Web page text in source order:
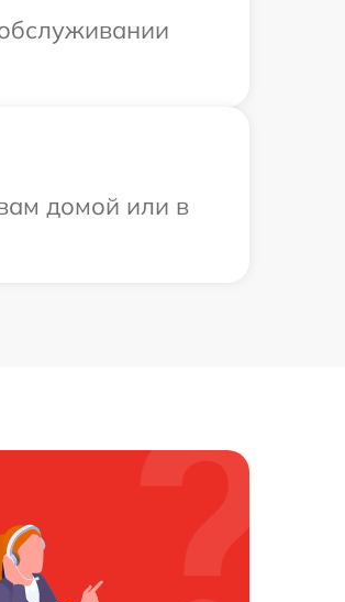
домой или в